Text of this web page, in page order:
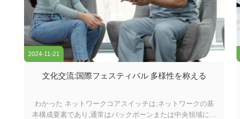
2024-11-21
文化交流:国際フェスティバル 多様性を称える
わかった ネットワークコアスイッチは,ネットワークの基
本構成要素であり,通常はバックボーンまたは中央領域に位